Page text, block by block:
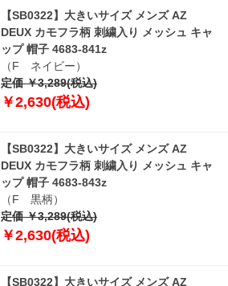
【SB0322】大きいサイズ メンズ AZ
DEUX カモフラ柄 刺繍入り メッシュ キャ
ップ 帽子 4683-841z
（F ネイビー）
定価 ￥3,289(税込)
￥2,630(税込)
【SB0322】大きいサイズ メンズ AZ
DEUX カモフラ柄 刺繍入り メッシュ キャ
ップ 帽子 4683-843z
（F 黒柄）
定価 ￥3,289(税込)
￥2,630(税込)
【SB0322】大きいサイズ メンズ AZ